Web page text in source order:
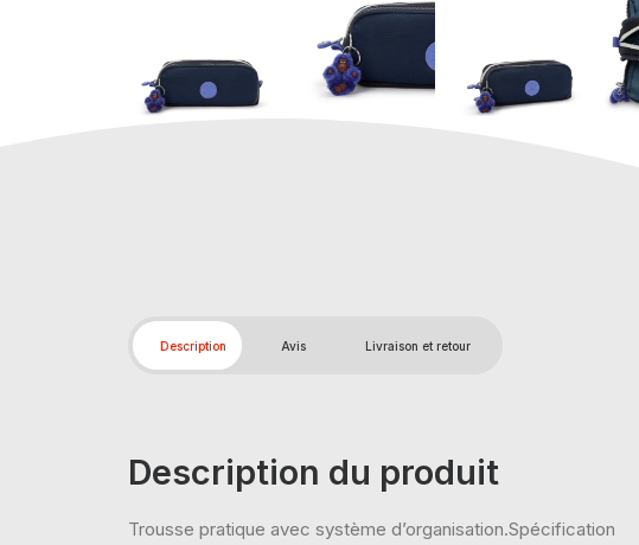
Description Avis Livraison et retour
Description du produit
Trousse pratique avec système d’organisation.Spécification